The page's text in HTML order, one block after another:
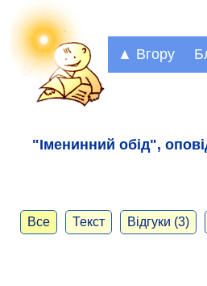
▲ Вгору
"Іменинний обід",
Все Текст Відгуки (3)